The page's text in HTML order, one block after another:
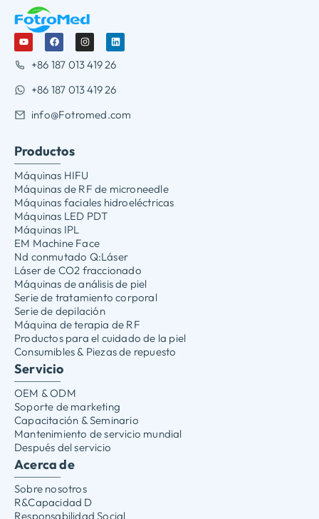
+86 187 013 419 26
+86 187 013 419 26
info@Fotromed.com
Productos
Máquinas HIFU
Máquinas de RF de microneedle
Máquinas faciales hidroeléctricas
Máquinas LED PDT
Máquinas IPL
EM Machine Face
Nd conmutado Q:Láser
Láser de CO2 fraccionado
Máquinas de análisis de piel
Serie de tratamiento corporal
Serie de depilación
Máquina de terapia de RF
Productos para el cuidado de la piel
Consumibles & Piezas de repuesto
Servicio
OEM & ODM
Soporte de marketing
Capacitación & Seminario
Mantenimiento de servicio mundial
Después del servicio
Acerca de
Sobre nosotros
R&Capacidad D
Responsabilidad Social